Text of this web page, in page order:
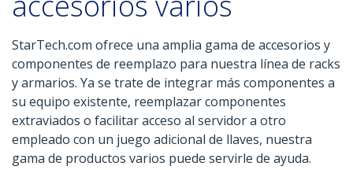
StarTech.com ofrece una amplia gama de accesorios y
componentes de reemplazo para nuestra línea de racks
y armarios. Ya se trate de integrar más componentes a
su equipo existente, reemplazar componentes
extraviados o facilitar acceso al servidor a otro
empleado con un juego adicional de llaves, nuestra
gama de productos varios puede servirle de ayuda.